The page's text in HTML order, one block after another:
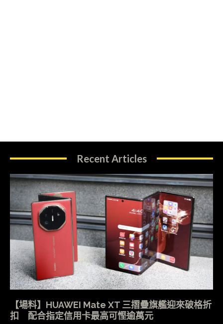
Recent Articles
【場料】HUAWEI Mate XT 三摺疊旗艦迎來破格折
扣 配合指定信用卡最高可慳逾萬元